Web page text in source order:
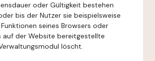
oder Gültigkeit bestehen
bis der Nutzer sie beispielsweise
seines Browsers oder
auf der Website bereitgestellte
löscht.